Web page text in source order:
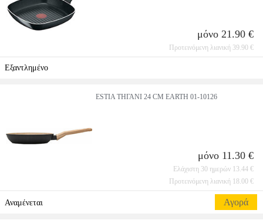
μόνο 21.90 €
Προτεινόμενη λιανική 39.90 €
Εξαντλημένο
ESTIA ΤΗΓΑΝΙ 24 CM EARTH 01-10126
μόνο 11.30 €
Ελάχιστη 30 ημερών 13.44 €
Προτεινόμενη λιανική 18.00 €
Αναμένεται Αγορά